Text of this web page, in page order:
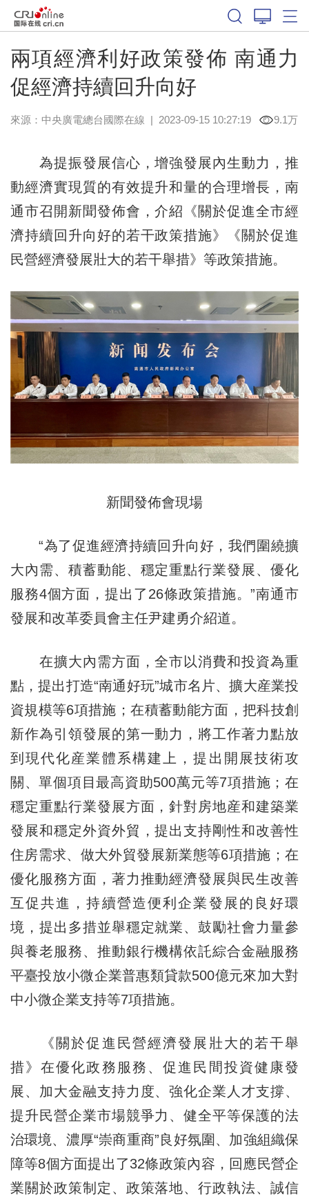
兩項經濟利好政策發佈 南通力
促經濟持續回升向好
來源：中央廣電總台國際在線 | 2023-09-15 10:27:19 9.1万
為提振發展信心，增強發展內生動力，推
動經濟實現質的有效提升和量的合理增長，南
通市召開新聞發佈會，介紹《關於促進全市經
濟持續回升向好的若干政策措施》《關於促進
民營經濟發展壯大的若干舉措》等政策措施。
新聞發佈會現場
“為了促進經濟持續回升向好，我們圍繞擴
大內需、積蓄動能、穩定重點行業發展、優化
服務4個方面，提出了26條政策措施。”南通市
發展和改革委員會主任尹建勇介紹道。
在擴大內需方面，全市以消費和投資為重
點，提出打造“南通好玩”城市名片、擴大産業投
資規模等6項措施；在積蓄動能方面，把科技創
新作為引領發展的第一動力，將工作著力點放
到現代化産業體系構建上，提出開展技術攻
關、單個項目最高資助500萬元等7項措施；在
穩定重點行業發展方面，針對房地産和建築業
發展和穩定外資外貿，提出支持剛性和改善性
住房需求、做大外貿發展新業態等6項措施；在
優化服務方面，著力推動經濟發展與民生改善
互促共進，持續營造便利企業發展的良好環
境，提出多措並舉穩定就業、鼓勵社會力量參
與養老服務、推動銀行機構依託綜合金融服務
平臺投放小微企業普惠類貸款500億元來加大對
中小微企業支持等7項措施。
《關於促進民營經濟發展壯大的若干舉
措》在優化政務服務、促進民間投資健康發
展、加大金融支持力度、強化企業人才支撐、
提升民營企業市場競爭力、健全平等保護的法
治環境、濃厚“崇商重商”良好氛圍、加強組織保
障等8個方面提出了32條政策內容，回應民營企
業關於政策制定、政策落地、行政執法、誠信